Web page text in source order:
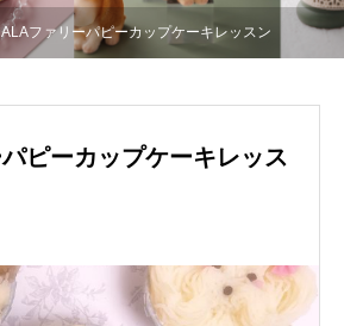
ALAファリーパピーカップケーキレッスン
ピーカップケーキレッス